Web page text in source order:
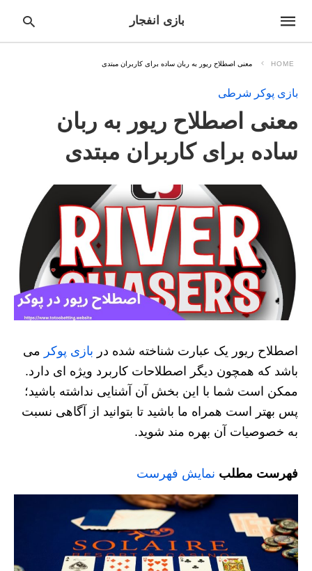
بازی انفجار
HOME معنی اصطلاح ریور به ربان ساده برای کاربران مبتدی
بازی پوکر شرطی
معنی اصطلاح ریور به ربان
ساده برای کاربران مبتدی
اصطلاح ریور یک عبارت شناخته شده در بازی پوکر می
باشد که همچون دیگر اصطلاحات کاربرد ویژه ای دارد.
ممکن است شما با این بخش آن آشنایی نداشته باشید؛
پس بهتر است همراه ما باشید تا بتوانید از آگاهی نسبت
به خصوصیات آن بهره مند شوید.
فهرست مطلب نمایش فهرست